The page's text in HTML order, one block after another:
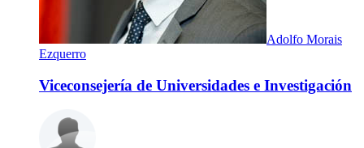
Adolfo Morais
Ezquerro
Viceconsejería de Universidades e Investigación